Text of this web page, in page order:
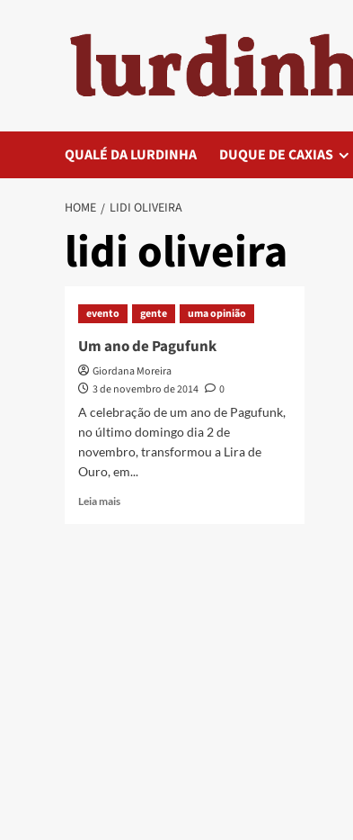
QUALÉ DA LURDINHA DUQUE DE CAXIAS
HOME LIDI OLIVEIRA
lidi oliveira
evento gente uma opinião
Um ano de Pagufunk
Giordana Moreira
3 de novembro de 2014
0
A celebração de um ano de Pagufunk,
no último domingo dia 2 de
novembro, transformou a Lira de
Ouro, em...
Leia maisRead